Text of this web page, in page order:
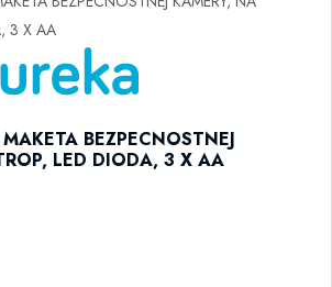
BEZPECNOSTNEJ
LED DIODA, 3 X AA